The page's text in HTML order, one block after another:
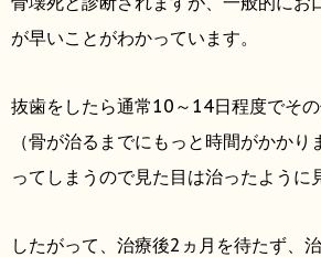
が早いことがわかっています。
抜歯をしたら通常10～14日程度でそ
（骨が治るまでにもっと時間がかか
ってしまうので見た目は治ったように
したがって、治療後2ヵ月を待たず、